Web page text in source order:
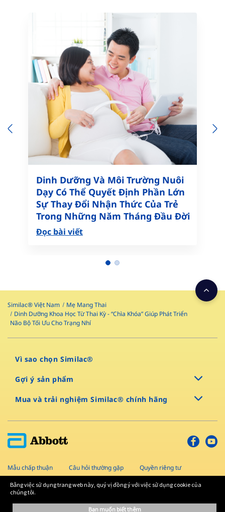
Previous
Dinh Dưỡng Và Môi Trường Nuôi
Dạy Có Thể Quyết Định Phần Lớn
Sự Thay Đổi Nhận Thức Của Trẻ
Trong Những Năm Tháng Đầu Đời
Đọc bài viết
Similac® Việt Nam
Mẹ Mang Thai
Dinh Dưỡng Khoa Học Từ Thai Kỳ - “Chìa Khóa” Giúp Phát Triển
Não Bộ Tối Ưu Cho Trạng Nhí
Vì sao chọn Similac®
Gợi ý sản phẩm
Mua và trải nghiệm Similac® chính hãng
Mẫu chấp thuận Câu hỏi thường gặp
Quyền riêng tư
Sơ đồ trang
Điều khoản và điều kiện Liên hệ
Bản quyền © 2022 Abbott
Bằng việc sử dụng trang web này, quý vị đồng ý với việc sử dụng cookie của
chúng tôi.
bạn muốn biết thêm